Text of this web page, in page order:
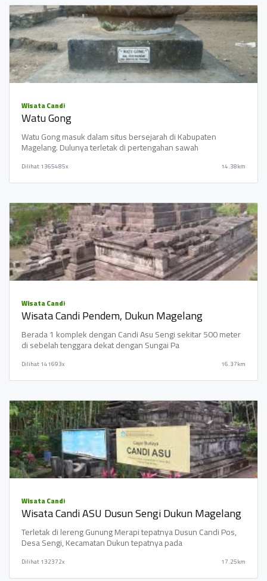
Wisata Candi
Watu Gong
Watu Gong masuk dalam situs bersejarah di Kabupaten
Magelang. Dulunya terletak di pertengahan sawah
Dilihat1365485x 14.38km
Wisata Candi
Wisata Candi Pendem, Dukun Magelang
Berada 1 komplek dengan Candi Asu Sengi sekitar 500 meter
di sebelah tenggara dekat dengan Sungai Pa
Dilihat141693x 16.37km
Wisata Candi
Wisata Candi ASU Dusun Sengi Dukun Magelang
Terletak di lereng Gunung Merapi tepatnya Dusun Candi Pos,
Desa Sengi, Kecamatan Dukun tepatnya pada
Dilihat132372x 17.25km